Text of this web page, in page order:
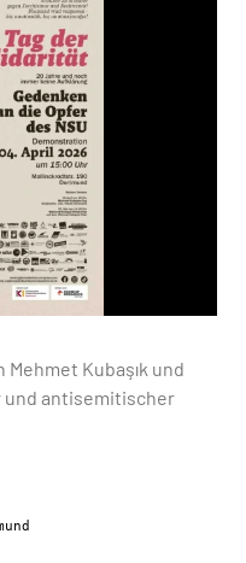
Kubaşık und
und antisemitischer